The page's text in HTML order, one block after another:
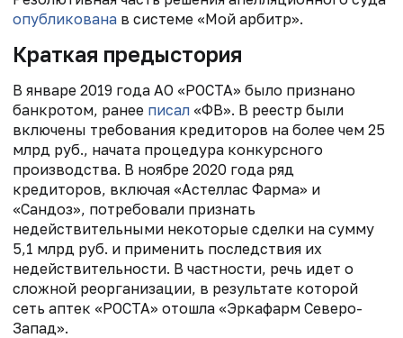
опубликована в системе «Мой арбитр».
Краткая предыстория
В январе 2019 года АО «РОСТА» было признано
банкротом, ранее писал «ФВ». В реестр были
включены требования кредиторов на более чем 25
млрд руб., начата процедура конкурсного
производства. В ноябре 2020 года ряд
кредиторов, включая «Астеллас Фарма» и
«Сандоз», потребовали признать
недействительными некоторые сделки на сумму
5,1 млрд руб. и применить последствия их
недействительности. В частности, речь идет о
сложной реорганизации, в результате которой
сеть аптек «РОСТА» отошла «Эркафарм Северо-
Запад».